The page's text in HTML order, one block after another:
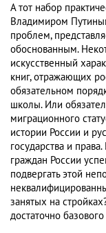
А тот набор
Владимиром
проблем,
обоснованным.
искусственный
книг, отражающих
обязательном
школы. Или
миграционного
истории России и
государства и
граждан России
подвергать этой
занятых на
достаточно